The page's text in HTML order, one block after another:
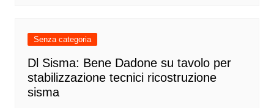
Senza categoria
Dl Sisma: Bene Dadone su tavolo per
stabilizzazione tecnici ricostruzione
sisma